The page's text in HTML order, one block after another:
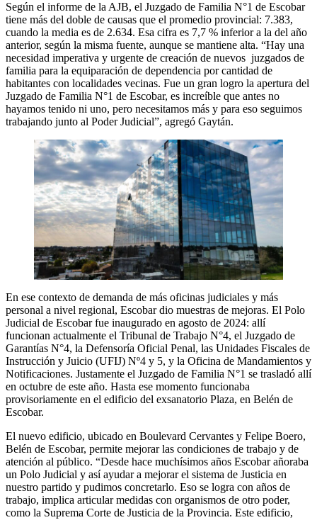
Según el informe de la AJB, el Juzgado de Familia N°1 de Escobar
tiene más del doble de causas que el promedio provincial: 7.383,
cuando la media es de 2.634. Esa cifra es 7,7 % inferior a la del año
anterior, según la misma fuente, aunque se mantiene alta. “Hay una
necesidad imperativa y urgente de creación de nuevos juzgados de
familia para la equiparación de dependencia por cantidad de
habitantes con localidades vecinas. Fue un gran logro la apertura del
Juzgado de Familia N°1 de Escobar, es increíble que antes no
hayamos tenido ni uno, pero necesitamos más y para eso seguimos
trabajando junto al Poder Judicial”, agregó Gaytán.
En ese contexto de demanda de más oficinas judiciales y más
personal a nivel regional, Escobar dio muestras de mejoras. El Polo
Judicial de Escobar fue inaugurado en agosto de 2024: allí
funcionan actualmente el Tribunal de Trabajo N°4, el Juzgado de
Garantías N°4, la Defensoría Oficial Penal, las Unidades Fiscales de
Instrucción y Juicio (UFIJ) Nº4 y 5, y la Oficina de Mandamientos y
Notificaciones. Justamente el Juzgado de Familia N°1 se trasladó allí
en octubre de este año. Hasta ese momento funcionaba
provisoriamente en el edificio del exsanatorio Plaza, en Belén de
Escobar.
El nuevo edificio, ubicado en Boulevard Cervantes y Felipe Boero,
Belén de Escobar, permite mejorar las condiciones de trabajo y de
atención al público. “Desde hace muchísimos años Escobar añoraba
un Polo Judicial y así ayudar a mejorar el sistema de Justicia en
nuestro partido y pudimos concretarlo. Eso se logra con años de
trabajo, implica articular medidas con organismos de otro poder,
como la Suprema Corte de Justicia de la Provincia. Este edificio,